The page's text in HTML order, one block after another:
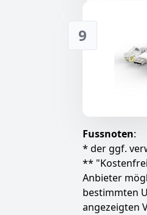
9
Fussnoten:
* der ggf.
**
Anbieter
bestimmten
angezeigten